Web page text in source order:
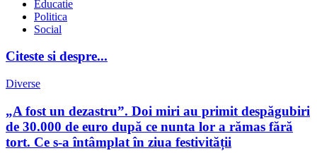
Educatie
Politica
Social
Citeste si despre...
Diverse
„A fost un dezastru”. Doi miri au primit despăgubiri
de 30.000 de euro după ce nunta lor a rămas fără
tort. Ce s-a întâmplat în ziua festivității